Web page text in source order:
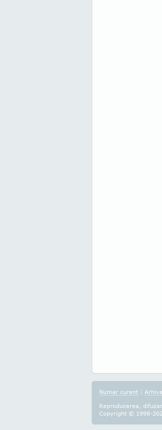
Numar curent | Arhiva
Reproducerea,
Copyright © 1998-